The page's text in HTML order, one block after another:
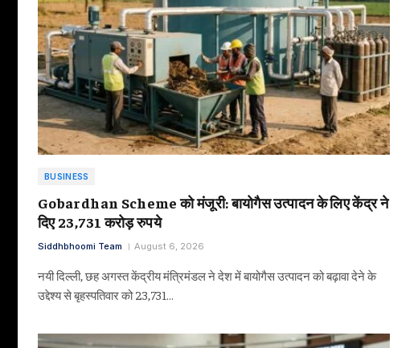
BUSINESS
Gobardhan Scheme को मंजूरी: बायोगैस उत्पादन के लिए केंद्र ने
दिए 23,731 करोड़ रुपये
Siddhbhoomi Team August 6, 2026
नयी दिल्ली, छह अगस्त केंद्रीय मंत्रिमंडल ने देश में बायोगैस उत्पादन को बढ़ावा देने के
उद्देश्य से बृहस्पतिवार को 23,731…